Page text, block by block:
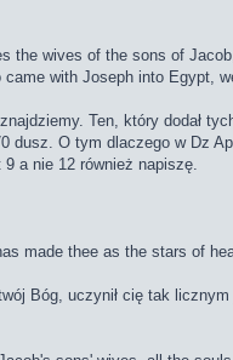
wives of the sons of
with Joseph into Egypt,
Ten, który dodał
O tym dlaczego w Dz
a nie 12 również napiszę.
made thee as the stars of
Bóg, uczynił cię tak